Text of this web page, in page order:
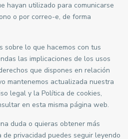
hayan utilizado para comunicarse
o por correo-e, de forma
sobre lo que hacemos con tus
las implicaciones de los usos
que dispones en relación
mantenemos actualizada nuestra
legal y la Política de cookies,
en esta misma página web.
duda o quieras obtener más
privacidad puedes seguir leyendo